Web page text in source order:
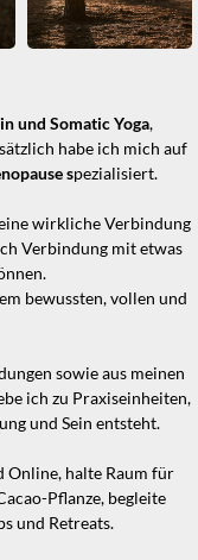
und Somatic Yoga,
habe ich mich auf
spezialisiert.
wirkliche Verbindung
Verbindung mit etwas
bewussten, vollen und
sowie aus meinen
ich zu Praxiseinheiten,
und Sein entsteht.
Online, halte Raum für
Pflanze, begleite
und Retreats.